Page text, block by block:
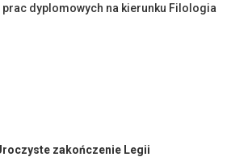
dyplomowych na kierunku Filologia
zakończenie Legii